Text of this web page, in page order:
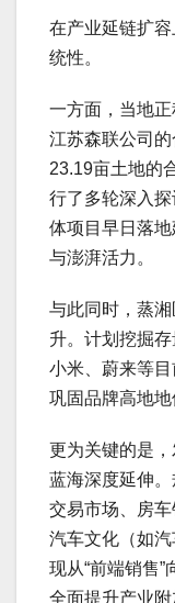
在产业延链扩
统性。
一方面，当地
江苏森联公司
23.19亩土地的
行了多轮深入
体项目早日落
与澎湃活力。
与此同时，蒸
升。计划挖掘
小米、蔚来等
巩固品牌高地地
更为关键的是
蓝海深度延伸
交易市场、房车
汽车文化（如
现从“前端销售”
全面提升产业附